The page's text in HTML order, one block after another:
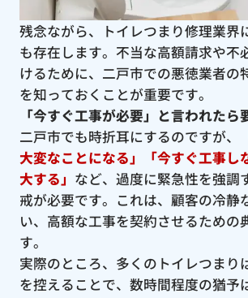
残念ながら、トイレつまり修理業界
も存在します。不当な高額請求や不
けるために、二戸市での悪徳業者の
を知っておくことが重要です。
「今すぐ工事が必要」と言われたら
二戸市でも時折耳にするのですが、
大変なことになる」「今すぐ工事し
大する」 など、過度に緊急性を強調
戒が必要です。これは、顧客の冷静
い、高額な工事を契約させるための
す。
実際のところ、多くのトイレつまり
を控えることで、数時間程度の猶予